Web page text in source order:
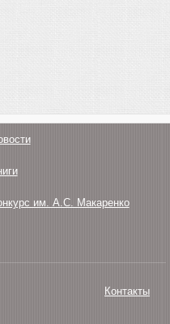
им. А.С. Макаренко
Контакты